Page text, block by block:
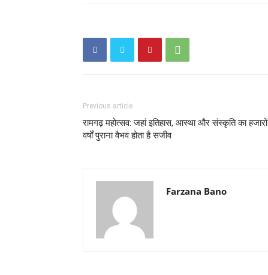
Previous article
रामगढ़ महोत्सव: जहां इतिहास, आस्था और संस्कृति का हजारों
वर्षों पुराना वैभव होता है सजीव
Farzana Bano